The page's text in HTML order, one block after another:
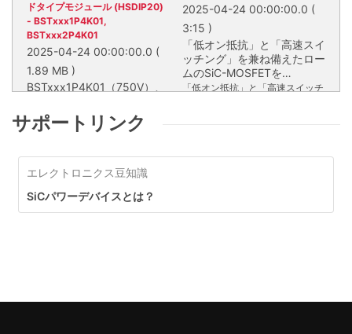
ドタイプモジュール (HSDIP20)
- BSTxxx1P4K01,
BSTxxx2P4K01
2025-04-24 00:00:00.0 (
1.89 MB )
BSTxxx1P4K01（750V）、
は、4個または6個のSiC
MOSFETを内蔵したモール
イパワーアプリケーションの
電力変換回路で求められる基
パッケージに内蔵し、アプリ
ケーションの小型化に貢献し
BSTxxx1P4K01（750V）、
個または6個のSiC MOSFETを内
蔵したモールドタイプモジュール
ンの電力変換回路で求められる基
本回路を、小型のモジュールパッ
2025-04-24 00:00:00.0 (
3:15 )
「低オン抵抗」と「高速スイ
ッチング」を兼ね備えたロー
ムのSiC-MOSFETを
HSDIP20パッケージに搭
「低オン抵抗」と「高速スイッチ
応します。
サポートリンク
エレクトロニクス豆知識
SiCパワーデバイスとは？